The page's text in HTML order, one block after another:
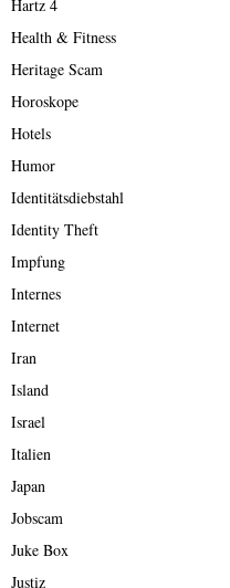
Hartz 4
Health & Fitness
Heritage Scam
Horoskope
Hotels
Humor
Identitätsdiebstahl
Identity Theft
Impfung
Internes
Internet
Iran
Island
Israel
Italien
Japan
Jobscam
Juke Box
Justiz